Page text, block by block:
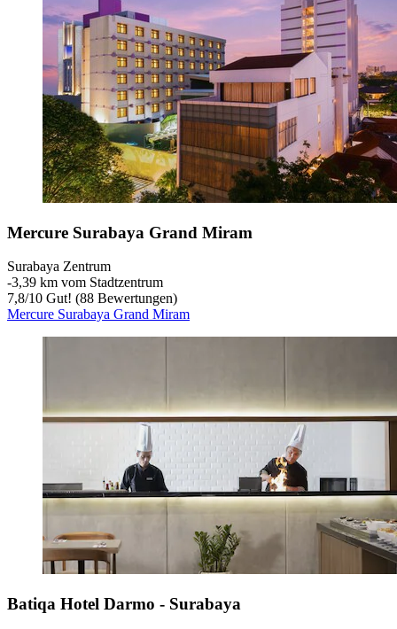
Mercure Surabaya Grand Miram
Surabaya Zentrum
‐3,39 km vom Stadtzentrum
7,8/10 Gut! (88 Bewertungen)
Mercure Surabaya Grand Miram
Batiqa Hotel Darmo - Surabaya